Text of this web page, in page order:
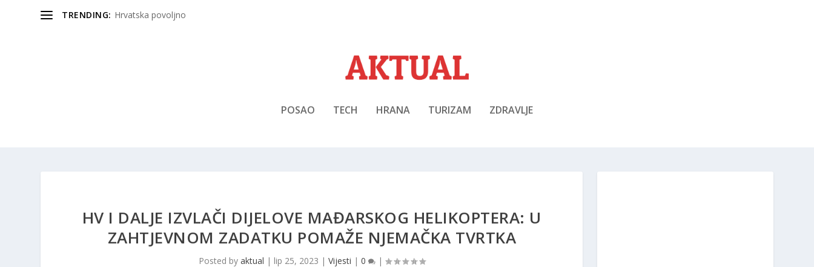
TRENDING: Hrvatska povoljno
POSAO TECH HRANA TURIZAM ZDRAVLJE
HV I DALJE IZVLAČI DIJELOVE MAĐARSKOG HELIKOPTERA: U
ZAHTJEVNOM ZADATKU POMAŽE NJEMAČKA TVRTKA
Posted by aktual | lip 25, 2023 | Vijesti | 0 |